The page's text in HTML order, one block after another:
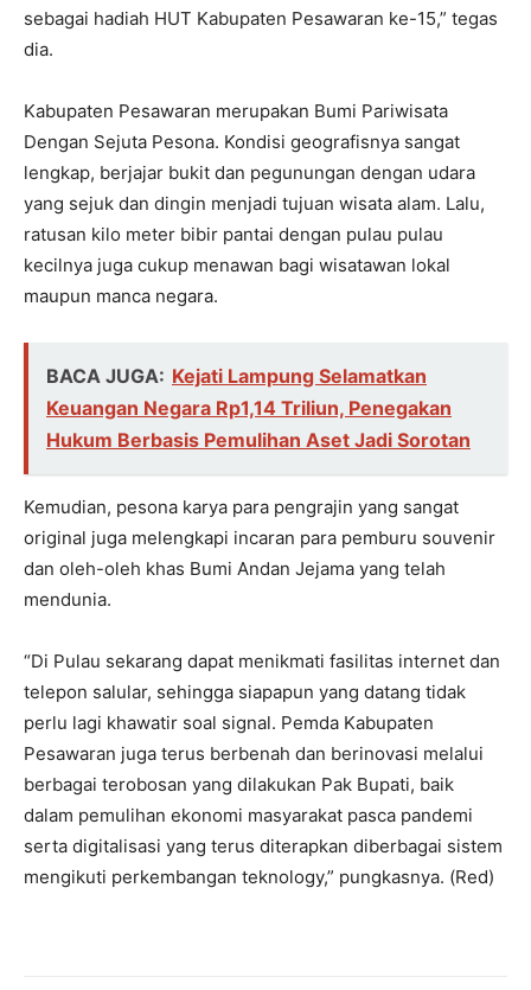
sebagai hadiah HUT Kabupaten Pesawaran ke-15,” tegas
dia.
Kabupaten Pesawaran merupakan Bumi Pariwisata
Dengan Sejuta Pesona. Kondisi geografisnya sangat
lengkap, berjajar bukit dan pegunungan dengan udara
yang sejuk dan dingin menjadi tujuan wisata alam. Lalu,
ratusan kilo meter bibir pantai dengan pulau pulau
kecilnya juga cukup menawan bagi wisatawan lokal
maupun manca negara.
BACA JUGA: Kejati Lampung Selamatkan
Keuangan Negara Rp1,14 Triliun, Penegakan
Hukum Berbasis Pemulihan Aset Jadi Sorotan
Kemudian, pesona karya para pengrajin yang sangat
original juga melengkapi incaran para pemburu souvenir
dan oleh-oleh khas Bumi Andan Jejama yang telah
mendunia.
“Di Pulau sekarang dapat menikmati fasilitas internet dan
telepon salular, sehingga siapapun yang datang tidak
perlu lagi khawatir soal signal. Pemda Kabupaten
Pesawaran juga terus berbenah dan berinovasi melalui
berbagai terobosan yang dilakukan Pak Bupati, baik
dalam pemulihan ekonomi masyarakat pasca pandemi
serta digitalisasi yang terus diterapkan diberbagai sistem
mengikuti perkembangan teknology,” pungkasnya. (Red)